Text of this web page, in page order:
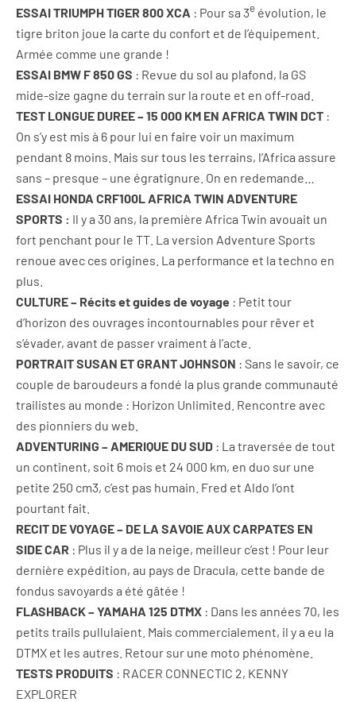
ESSAI TRIUMPH TIGER 800 XCA : Pour sa 3e évolution, le
tigre briton joue la carte du confort et de l’équipement.
Armée comme une grande !
ESSAI BMW F 850 GS : Revue du sol au plafond, la GS
mide-size gagne du terrain sur la route et en off-road.
TEST LONGUE DUREE – 15 000 KM EN AFRICA TWIN DCT :
On s’y est mis à 6 pour lui en faire voir un maximum
pendant 8 moins. Mais sur tous les terrains, l’Africa assure
sans – presque – une égratignure. On en redemande…
ESSAI HONDA CRF100L AFRICA TWIN ADVENTURE
SPORTS : Il y a 30 ans, la première Africa Twin avouait un
fort penchant pour le TT. La version Adventure Sports
renoue avec ces origines. La performance et la techno en
plus.
CULTURE – Récits et guides de voyage : Petit tour
d’horizon des ouvrages incontournables pour rêver et
s’évader, avant de passer vraiment à l’acte.
PORTRAIT SUSAN ET GRANT JOHNSON : Sans le savoir, ce
couple de baroudeurs a fondé la plus grande communauté
trailistes au monde : Horizon Unlimited. Rencontre avec
des pionniers du web.
ADVENTURING – AMERIQUE DU SUD : La traversée de tout
un continent, soit 6 mois et 24 000 km, en duo sur une
petite 250 cm3, c’est pas humain. Fred et Aldo l’ont
pourtant fait.
RECIT DE VOYAGE – DE LA SAVOIE AUX CARPATES EN
SIDE CAR : Plus il y a de la neige, meilleur c’est ! Pour leur
dernière expédition, au pays de Dracula, cette bande de
fondus savoyards a été gâtée !
FLASHBACK – YAMAHA 125 DTMX : Dans les années 70, les
petits trails pullulaient. Mais commercialement, il y a eu la
DTMX et les autres. Retour sur une moto phénomène.
TESTS PRODUITS : RACER CONNECTIC 2, KENNY
EXPLORER